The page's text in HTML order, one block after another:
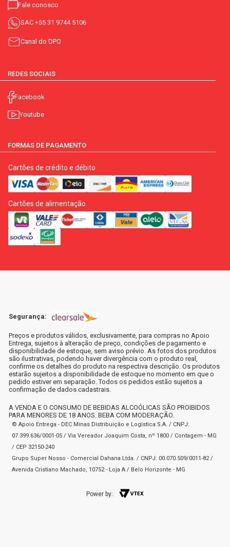
Fale conosco
SAC +55 31 9744 5106
Canal do DPO
REDES SOCIAIS
Facebook
Youtube
FORMAS DE PAGAMENTO
Cartões de crédito e débito
Cartões de alimentação
Segurança:
Preços e produtos válidos, exclusivamente, para compras no Apoio
Entrega, sujeitos à alteração de preço, condições de pagamento e
disponibilidade de estoque, sem aviso prévio. As fotos dos produtos
são ilustrativas, podendo haver divergência com o produto real,
confirme os detalhes do produto na respectiva descrição. Os produtos
estarão sujeitos a disponibilidade de estoque no momento em que o
pedido estiver em separação. Todos os pedidos estão sujeitos a
confirmação de dados cadastrais.
A VENDA E O CONSUMO DE BEBIDAS ALCOÓLICAS SÃO PROIBIDOS
PARA MENORES DE 18 ANOS. BEBA COM MODERAÇÃO.
© Apoio Entrega - DEC Minas Distribuição e Logística S.A. / CNPJ:
07.399.636/0001-05 / Via Vereador Joaquim Costa, nº 1800 / Contagem - MG
/ CEP 32150-240
Grupo Super Nosso - Comercial Dahana Ltda. / CNPJ: 00.070.509/0011-82 /
Avenida Cristiano Machado, 10752 - Loja A / Belo Horizonte - MG
Power by: